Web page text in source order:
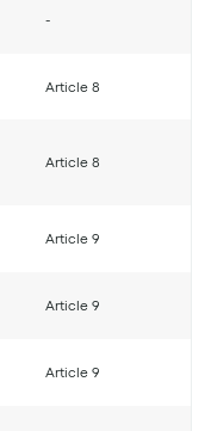
-
Article 8
Article 8
Article 9
Article 9
Article 9